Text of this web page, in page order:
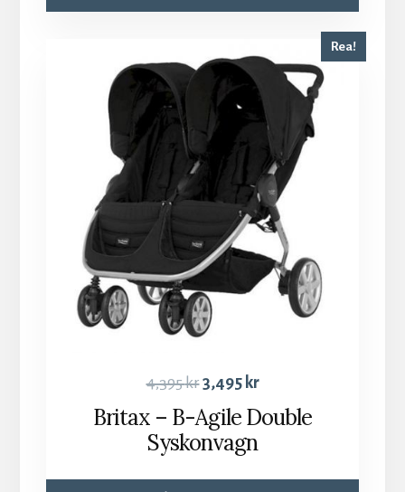
Rea!
4,395kr3,495 kr
Britax – B-Agile Double
Syskonvagn